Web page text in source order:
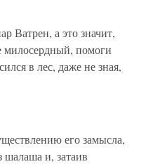
а это значит,
помоги
в лес, даже не зная,
его замысла,
шалаша и, затаив